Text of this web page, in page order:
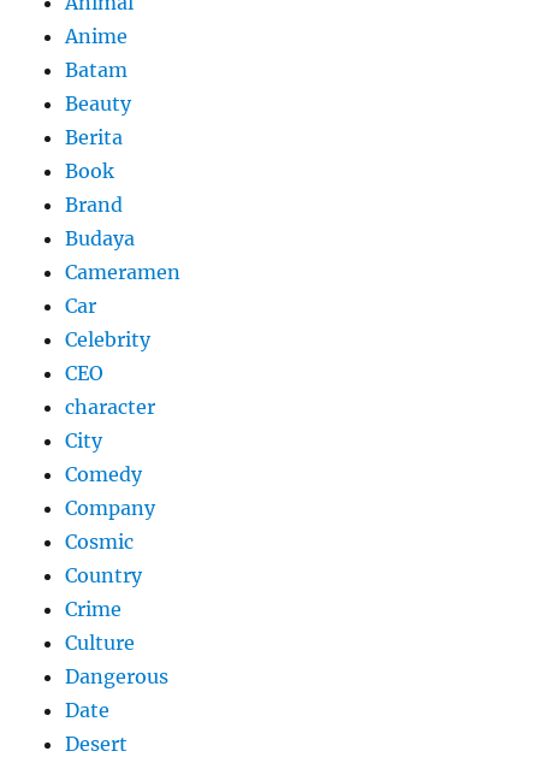
Anime
Batam
Beauty
Berita
Book
Brand
Budaya
Cameramen
Car
Celebrity
CEO
character
City
Comedy
Company
Cosmic
Country
Crime
Culture
Dangerous
Date
Desert